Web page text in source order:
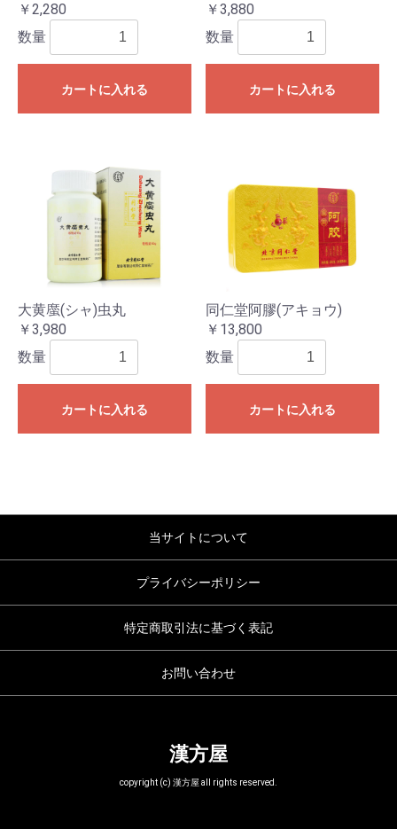
￥2,280
数量
カートに入れる
￥3,880
数量
カートに入れる
大黄䗪(シャ)虫丸
￥3,980
数量
カートに入れる
同仁堂阿膠(アキョウ)
￥13,800
数量
カートに入れる
当サイトについて
プライバシーポリシー
特定商取引法に基づく表記
お問い合わせ
漢方屋
copyright (c) 漢方屋 all rights reserved.